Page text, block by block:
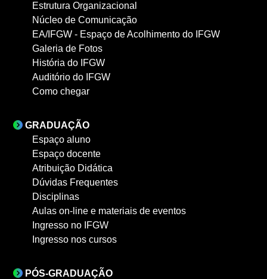
Estrutura Organizacional
Núcleo de Comunicação
EA/IFGW - Espaço de Acolhimento do IFGW
Galeria de Fotos
História do IFGW
Auditório do IFGW
Como chegar
GRADUAÇÃO
Espaço aluno
Espaço docente
Atribuição Didática
Dúvidas Frequentes
Disciplinas
Aulas on-line e materiais de eventos
Ingresso no IFGW
Ingresso nos cursos
PÓS-GRADUAÇÃO